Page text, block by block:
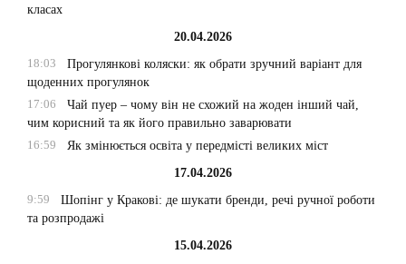
класах
20.04.2026
18:03
Прогулянкові коляски: як обрати зручний варіант для
щоденних прогулянок
17:06
Чай пуер – чому він не схожий на жоден інший чай,
чим корисний та як його правильно заварювати
16:59
Як змінюється освіта у передмісті великих міст
17.04.2026
9:59
Шопінг у Кракові: де шукати бренди, речі ручної роботи
та розпродажі
15.04.2026